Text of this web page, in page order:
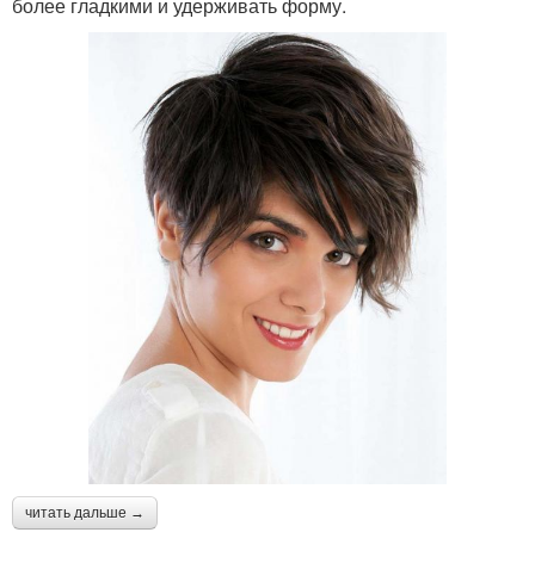
более гладкими и удерживать форму.
читать дальше →